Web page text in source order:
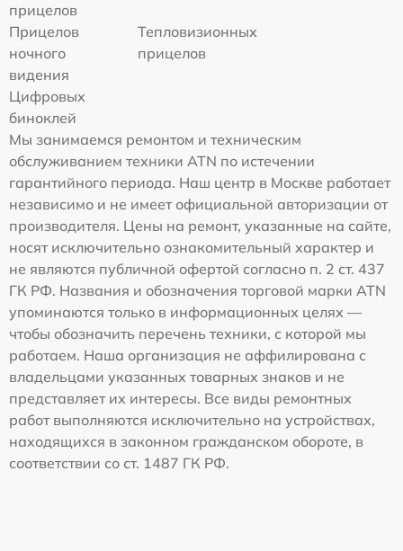
прицелов
Прицелов
ночного
видения
Тепловизионных
прицелов
Цифровых
биноклей
Мы занимаемся ремонтом и техническим
обслуживанием техники ATN по истечении
гарантийного периода. Наш центр в Москве работает
независимо и не имеет официальной авторизации от
производителя. Цены на ремонт, указанные на сайте,
носят исключительно ознакомительный характер и
не являются публичной офертой согласно п. 2 ст. 437
ГК РФ. Названия и обозначения торговой марки ATN
упоминаются только в информационных целях —
чтобы обозначить перечень техники, с которой мы
работаем. Наша организация не аффилирована с
владельцами указанных товарных знаков и не
представляет их интересы. Все виды ремонтных
работ выполняются исключительно на устройствах,
находящихся в законном гражданском обороте, в
соответствии со ст. 1487 ГК РФ.